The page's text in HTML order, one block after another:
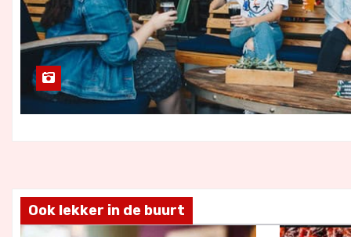
Ook lekker in de buurt